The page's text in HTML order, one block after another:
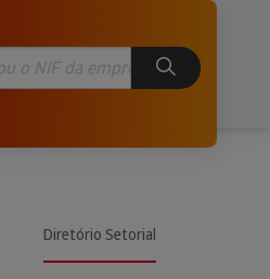
Diretório Setorial